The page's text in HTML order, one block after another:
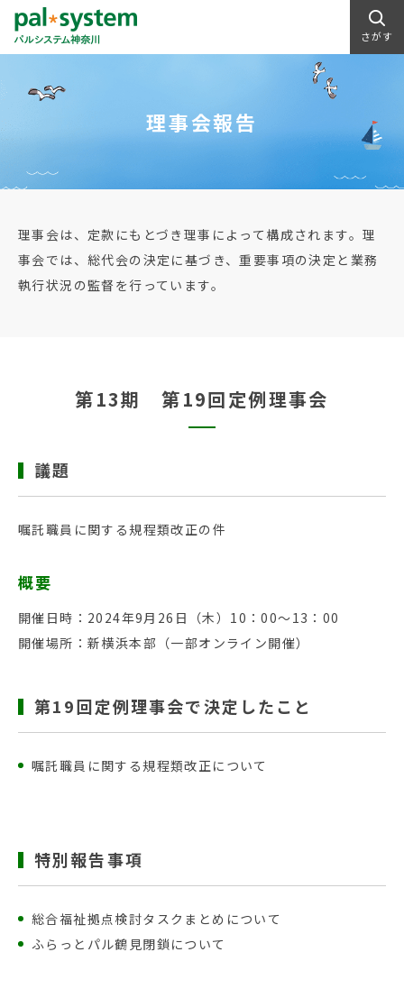
さがす
理事会報告
理事会は、定款にもとづき理事によって構成されます。理
事会では、総代会の決定に基づき、重要事項の決定と業務
執行状況の監督を行っています。
第13期 第19回定例理事会
議題
嘱託職員に関する規程類改正の件
概要
開催日時：2024年9月26日（木）10：00～13：00
開催場所：新横浜本部（一部オンライン開催）
第19回定例理事会で決定したこと
嘱託職員に関する規程類改正について
特別報告事項
総合福祉拠点検討タスクまとめについて
ふらっとパル鶴見閉鎖について